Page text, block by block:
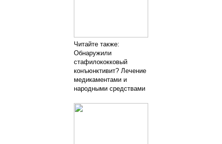
Читайте также:
Обнаружили
стафилококковый
конъюнктивит? Лечение
медикаментами и
народными средствами